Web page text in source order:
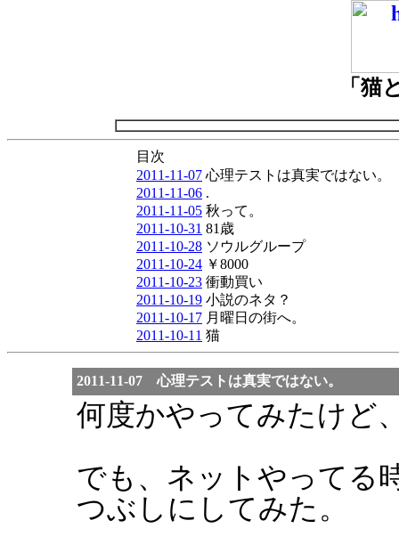
「猫
目次
2011-11-07 心理テストは真実ではない。
2011-11-06 .
2011-11-05 秋って。
2011-10-31 81歳
2011-10-28 ソウルグループ
2011-10-24 ￥8000
2011-10-23 衝動買い
2011-10-19 小説のネタ？
2011-10-17 月曜日の街へ。
2011-10-11 猫
2011-11-07 心理テストは真実ではない。
何度かやってみたけど
でも、ネットやってる
つぶしにしてみた。